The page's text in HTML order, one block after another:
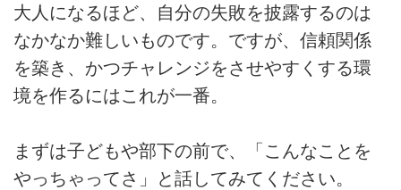
大人になるほど、自分の失敗を披露するのは
なかなか難しいものです。ですが、信頼関係
を築き、かつチャレンジをさせやすくする環
境を作るにはこれが一番。
まずは子どもや部下の前で、「こんなことを
やっちゃってさ」と話してみてください。